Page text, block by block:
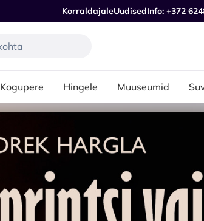
KorraldajaleUudisedInfo: +372
Kogupere Hingele Muuseumid